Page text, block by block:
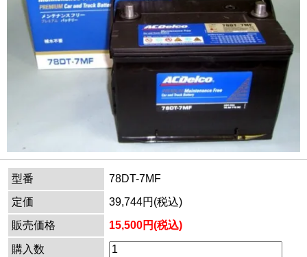
型番
78DT-7MF
定価
39,744円(税込)
販売価格
15,500円(税込)
購入数